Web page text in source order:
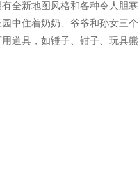
全新地图风格和各种令人胆寒
中住着奶奶、爷爷和孙女三个
道具，如锤子、钳子、玩具熊